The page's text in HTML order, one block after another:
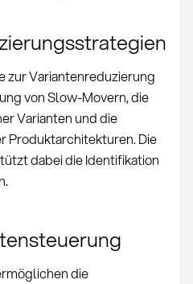
zur Variantenreduzierung
von Slow-Movern, die
Varianten und die
Produktarchitekturen. Die
dabei die Identifikation
die